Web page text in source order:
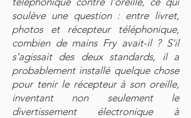
soulève une question : entre livret,
photos et récepteur téléphonique,
combien de mains Fry avait-il ? S'il
s'agissait des deux standards, il a
probablement installé quelque chose
pour tenir le récepteur à son oreille,
inventant non seulement le
divertissement électronique à